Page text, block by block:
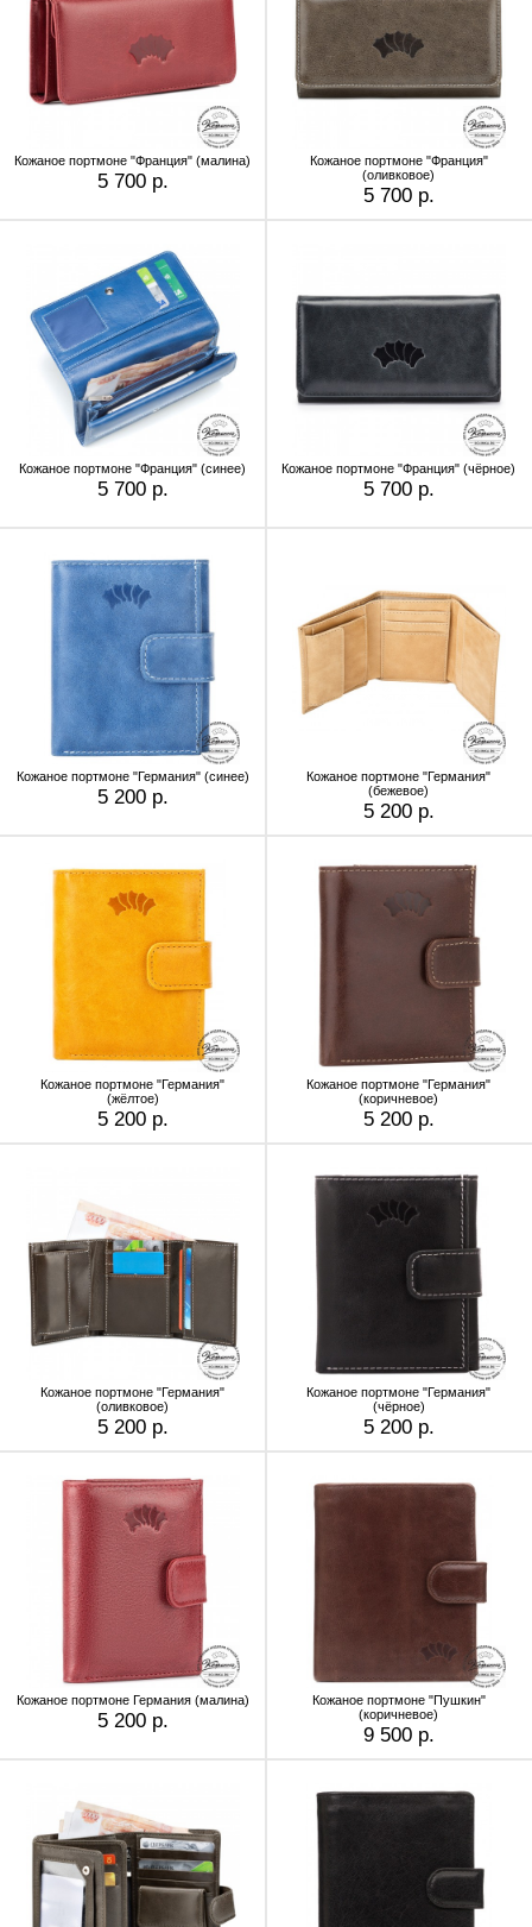
Кожаное портмоне "Франция" (малина)
5 700 р.
Кожаное портмоне "Франция"
(оливковое)
5 700 р.
Кожаное портмоне "Франция" (синее)
5 700 р.
Кожаное портмоне "Франция" (чёрное)
5 700 р.
Кожаное портмоне "Германия" (cинее)
5 200 р.
Кожаное портмоне "Германия"
(бежевое)
5 200 р.
Кожаное портмоне "Германия"
(жёлтое)
5 200 р.
Кожаное портмоне "Германия"
(коричневое)
5 200 р.
Кожаное портмоне "Германия"
(оливковое)
5 200 р.
Кожаное портмоне "Германия"
(чёрное)
5 200 р.
Кожаное портмоне Германия (малина)
5 200 р.
Кожаное портмоне "Пушкин"
(коричневое)
9 500 р.